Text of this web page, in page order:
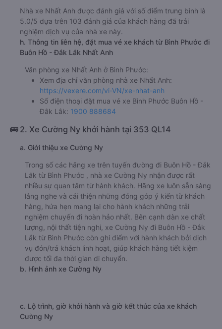
Nhà xe Nhất Anh được đánh giá với số điểm trung bình là
5.0/5 dựa trên 103 đánh giá của khách hàng đã trải
nghiệm dịch vụ của nhà xe này.
h. Thông tin liên hệ, đặt mua vé xe khách từ Bình Phước đi
Buôn Hồ - Đắk Lắk Nhất Anh
Văn phòng xe Nhất Anh ở Bình Phước:
Xem địa chỉ văn phòng nhà xe Nhất Anh:
https://vexere.com/vi-VN/xe-nhat-anh
Số điện thoại đặt mua vé xe Bình Phước Buôn Hồ -
Đắk Lắk: 1900 888684
🚌 2. Xe Cường Ny khởi hành tại 353 QL14
a. Giới thiệu xe Cường Ny
Trong số các hãng xe trên tuyến đường đi Buôn Hồ - Đắk
Lắk từ Bình Phước , nhà xe Cường Ny nhận được rất
nhiều sự quan tâm từ hành khách. Hãng xe luôn sẵn sàng
lắng nghe và cải thiện những đóng góp ý kiến từ khách
hàng, hứa hẹn mang lại cho hành khách những trải
nghiệm chuyến đi hoàn hảo nhất. Bên cạnh dàn xe chất
lượng, nội thất tiện nghi, xe Cường Ny đi Buôn Hồ - Đắk
Lắk từ Bình Phước còn ghi điểm với hành khách bởi dịch
vụ đón/trả khách linh hoạt, giúp khách hàng tiết kiệm
được tối đa thời gian di chuyển.
b. Hình ảnh xe Cường Ny
c. Lộ trình, giờ khởi hành và giờ kết thúc của xe khách
Cường Ny